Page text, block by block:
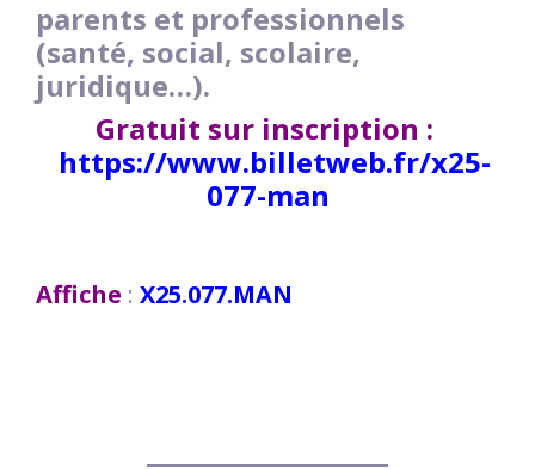
parents et professionnels
(santé, social, scolaire,
juridique…).
Gratuit sur inscription :
https://www.billetweb.fr/x25-
077-man
Affiche : X25.077.MAN